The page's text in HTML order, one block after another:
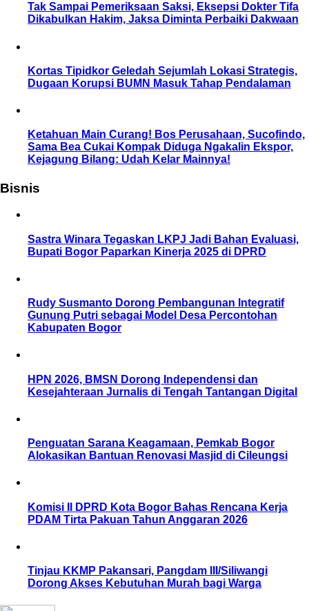
Tak Sampai Pemeriksaan Saksi, Eksepsi Dokter Tifa
Dikabulkan Hakim, Jaksa Diminta Perbaiki Dakwaan
Kortas Tipidkor Geledah Sejumlah Lokasi Strategis,
Dugaan Korupsi BUMN Masuk Tahap Pendalaman
Ketahuan Main Curang! Bos Perusahaan, Sucofindo,
Sama Bea Cukai Kompak Diduga Ngakalin Ekspor,
Kejagung Bilang: Udah Kelar Mainnya!
Bisnis
Sastra Winara Tegaskan LKPJ Jadi Bahan Evaluasi,
Bupati Bogor Paparkan Kinerja 2025 di DPRD
Rudy Susmanto Dorong Pembangunan Integratif
Gunung Putri sebagai Model Desa Percontohan
Kabupaten Bogor
HPN 2026, BMSN Dorong Independensi dan
Kesejahteraan Jurnalis di Tengah Tantangan Digital
Penguatan Sarana Keagamaan, Pemkab Bogor
Alokasikan Bantuan Renovasi Masjid di Cileungsi
Komisi II DPRD Kota Bogor Bahas Rencana Kerja
PDAM Tirta Pakuan Tahun Anggaran 2026
Tinjau KKMP Pakansari, Pangdam III/Siliwangi
Dorong Akses Kebutuhan Murah bagi Warga